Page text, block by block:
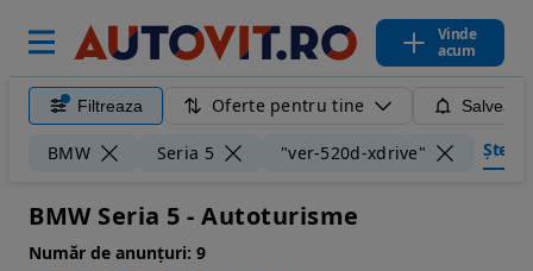
Vinde
acum
Filtreaza Oferte pentru tine
BMW Seria 5 "ver-520d-xdrive"
BMW Seria 5 - Autoturisme
Număr de anunțuri: 9